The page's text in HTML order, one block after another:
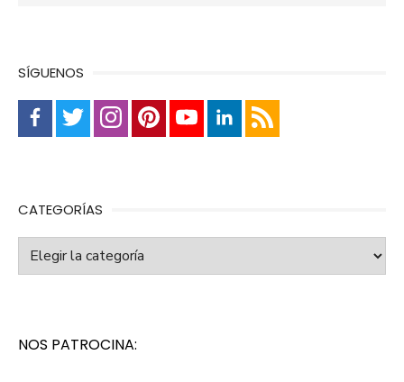
SÍGUENOS
CATEGORÍAS
Categorías
NOS PATROCINA: